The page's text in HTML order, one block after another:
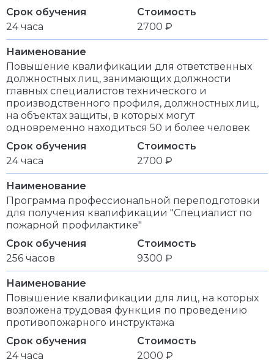
Срок обучения
24 часа
Стоимость
2700 ₽
Наименование
Повышение квалификации для ответственных
должностных лиц, занимающих должности
главных специалистов технического и
производственного профиля, должностных лиц,
на объектах защиты, в которых могут
одновременно находиться 50 и более человек
Срок обучения
24 часа
Стоимость
2700 ₽
Наименование
Программа профессиональной переподготовки
для получения квалификации "Специалист по
пожарной профилактике"
Срок обучения
256 часов
Стоимость
9300 ₽
Наименование
Повышение квалификации для лиц, на которых
возложена трудовая функция по проведению
противопожарного инструктажа
Срок обучения
24 часа
Стоимость
2000 ₽